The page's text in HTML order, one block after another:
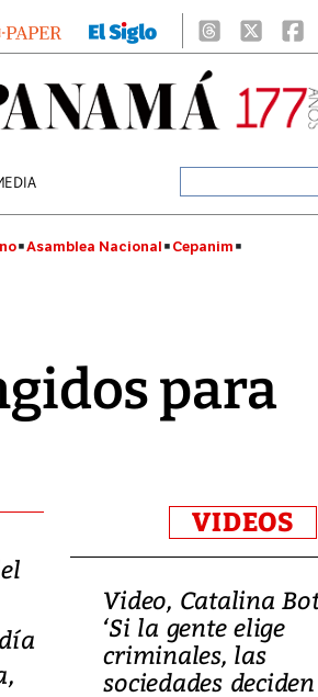
Asamblea Nacional Cepanim
para
VIDEOS
Video, Catalina
‘Si la gente elige
criminales, las
sociedades deciden